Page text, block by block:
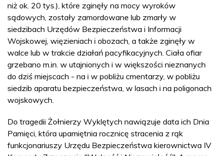
niż ok. 20 tys.), które zginęły na mocy wyroków
sądowych, zostały zamordowane lub zmarły w
siedzibach Urzędów Bezpieczeństwa i Informacji
Wojskowej, więzieniach i obozach, a także zginęły w
walce lub w trakcie działań pacyfikacyjnych. Ciała ofiar
grzebano m.in. w utajnionych i w większości nieznanych
do dziś miejscach - na i w pobliżu cmentarzy, w pobliżu
siedzib aparatu bezpieczeństwa, w lasach i na poligonach
wojskowych.
Do tragedii Żołnierzy Wyklętych nawiązuje data ich Dnia
Pamięci, która upamiętnia rocznicę stracenia z rąk
funkcjonariuszy Urzędu Bezpieczeństwa kierownictwa IV